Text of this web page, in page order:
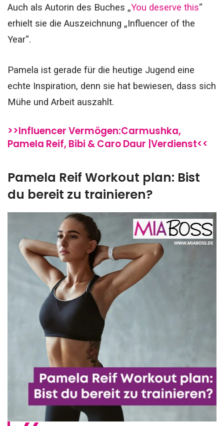
Auch als Autorin des Buches „You deserve this“
erhielt sie die Auszeichnung „Influencer of the
Year“.
Pamela ist gerade für die heutige Jugend eine
echte Inspiration, denn sie hat bewiesen, dass sich
Mühe und Arbeit auszahlt.
>>Influencer Vermögen:Carmushka,
Pamela Reif, Bibi & Caro Daur |Verdienst<<
Pamela Reif Workout plan: Bist
du bereit zu trainieren?